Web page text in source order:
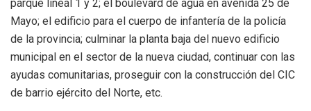
parque lineal 1 y 2; el boulevard de agua en avenida 25 de
Mayo; el edificio para el cuerpo de infantería de la policía
de la provincia; culminar la planta baja del nuevo edificio
municipal en el sector de la nueva ciudad, continuar con las
ayudas comunitarias, proseguir con la construcción del CIC
de barrio ejército del Norte, etc.